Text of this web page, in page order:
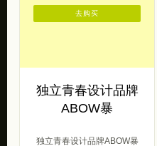
独立青春设计品牌
ABOW暴
独立青春设计品牌ABOW暴
去购买